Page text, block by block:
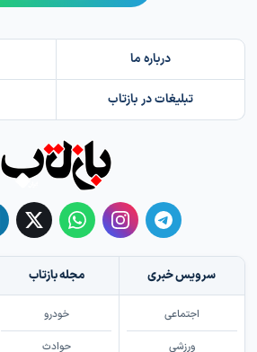
درباره ما
تبلیغات در بازتاب
سرویس خبری
اجتماعی
ورزشی
مجله بازتاب
خودرو
حوادث